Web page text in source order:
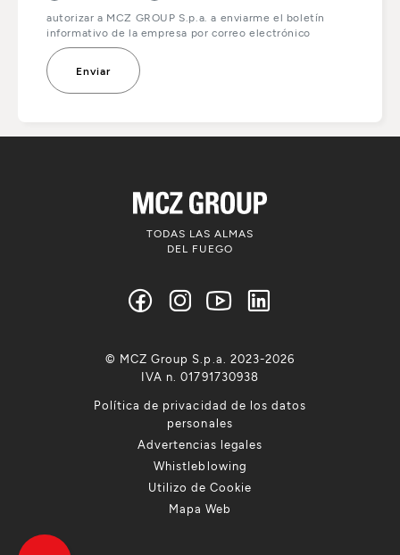
autorizar a MCZ GROUP S.p.a. a enviarme el boletín
informativo de la empresa por correo electrónico
TODAS LAS ALMAS
DEL FUEGO
Política de privacidad de los datos
personales
Advertencias legales
Whistleblowing
Utilizo de Cookie
Mapa Web
© MCZ Group S.p.a. 2023-2026
IVA n. 01791730938